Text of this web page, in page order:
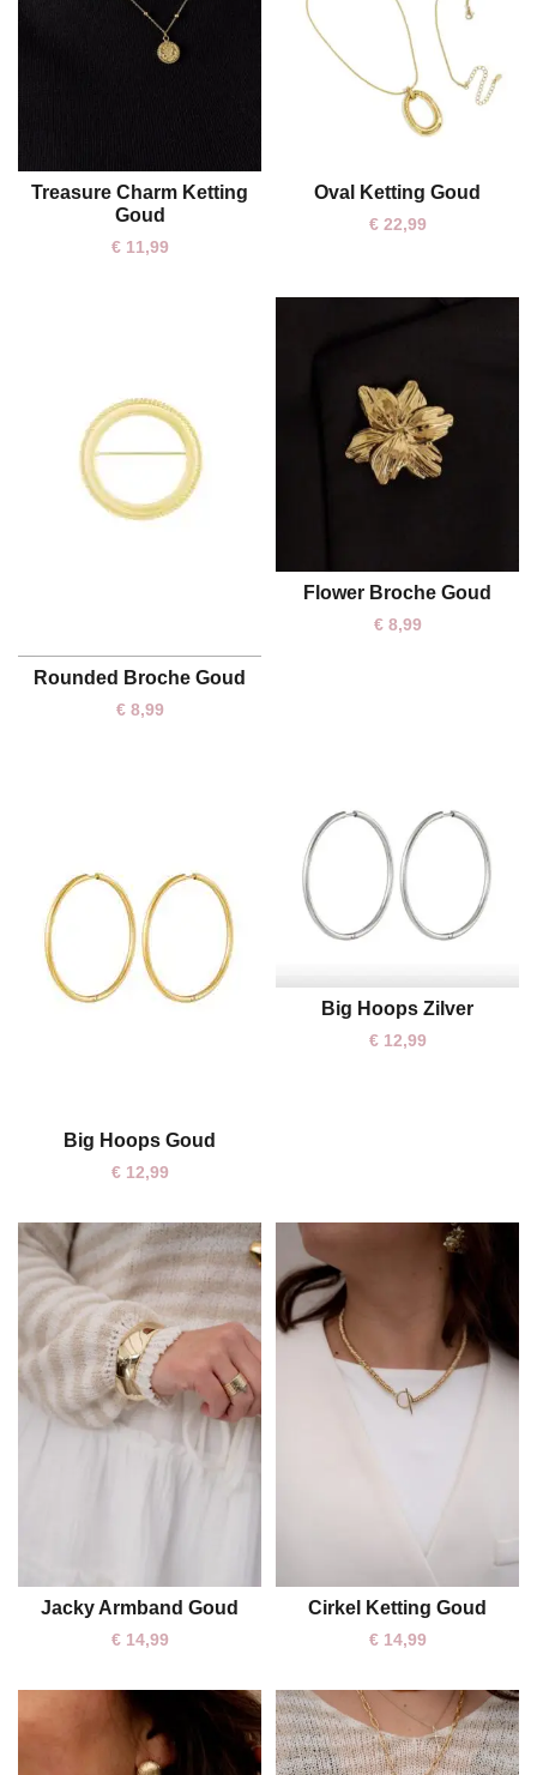
One size
Treasure Charm Ketting
Goud
€11,99
One size
Oval Ketting Goud
€22,99
One size
Rounded Broche Goud
€8,99
One size
Flower Broche Goud
€8,99
One size
Big Hoops Goud
€12,99
One size
Big Hoops Zilver
€12,99
One size
Jacky Armband Goud
€14,99
One size
Cirkel Ketting Goud
€14,99